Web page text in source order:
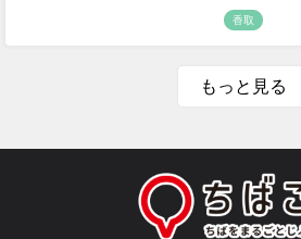
香取
もっと見る